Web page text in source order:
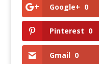
Google+ 0
Pinterest 0
Gmail 0